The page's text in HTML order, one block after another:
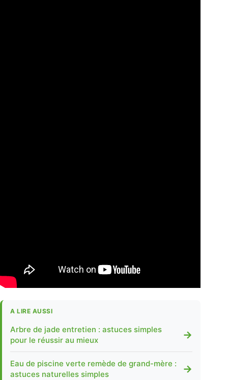
A LIRE AUSSI
Arbre de jade entretien : astuces simples
pour le réussir au mieux
→
Eau de piscine verte remède de grand-mère :
astuces naturelles simples
→